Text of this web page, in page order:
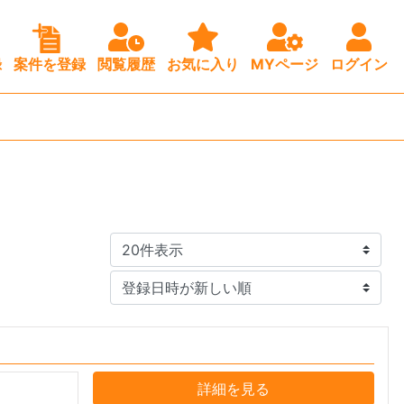
案件を登録 閲覧履歴 お気に入り MYページ ログイン
詳細を見る